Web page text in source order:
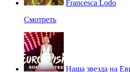
Francesca Lodo
Смотреть
Наша звезда на